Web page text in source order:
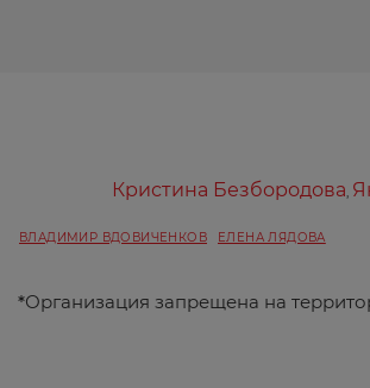
Кристина Безбородова,
ВЛАДИМИР ВДОВИЧЕНКОВ ЕЛЕНА ЛЯДОВА
*Организация запрещена на